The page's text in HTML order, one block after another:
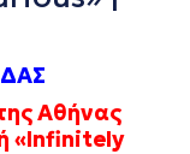
Αθήνας
«Infinitely